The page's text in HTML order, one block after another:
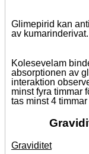
Glimepirid kan
av kumarinderivat.
Kolesevelam
absorptionen av
interaktion
minst fyra timmar
tas minst 4
Graviditet